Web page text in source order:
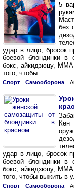
5
без
удар в лицо, бросок
боевой блондинки в
бокс, айкидзюцу,
того, чтобы...
Спорт Самооборона
Кен
удар в лицо, бросок
боевой блондинки в
бокс, айкидзюцу,
того, чтобы выжить в
Спорт Самооборона